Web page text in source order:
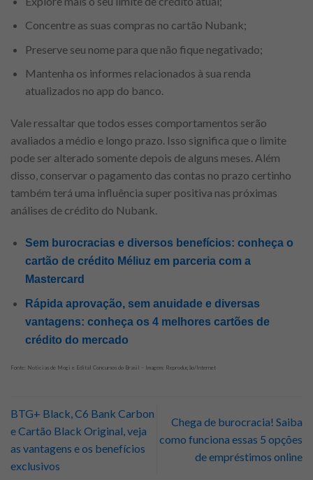
Concentre as suas compras no cartão Nubank;
Preserve seu nome para que não fique negativado;
Mantenha os informes relacionados à sua renda
atualizados no app do banco.
Vale ressaltar que todos esses comportamentos serão
avaliados a médio e longo prazo. Isso significa que o limite
pode ser alterado somente depois de alguns meses. Além
disso, conservar o pagamento das contas no prazo certinho
também terá uma influência super positiva nas próximas
análises de crédito do Nubank.
Sem burocracias e diversos benefícios: conheça o
cartão de crédito Méliuz em parceria com a
Mastercard
Rápida aprovação, sem anuidade e diversas
vantagens: conheça os 4 melhores cartões de
crédito do mercado
Fonte: Noticias de Mogi e Edital Concursos do Brasil – Imagem: Reprodução/Internet
BTG+ Black, C6 Bank Carbon
e Cartão Black Original, veja
as vantagens e os benefícios
exclusivos
Chega de burocracia! Saiba
como funciona essas 5 opções
de empréstimos online